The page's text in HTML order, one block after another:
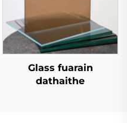
Glass fuarain
dathaithe